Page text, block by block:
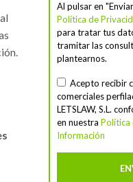
Al pulsar en
Política de
para tratar tus
tramitar las
plantearnos.
Acepto recibir
comerciales
LETSLAW, S.L.
en nuestra Política
Información